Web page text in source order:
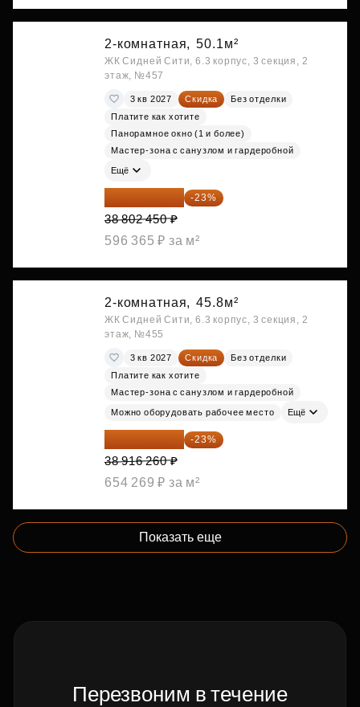
2-комнатная, 50.1м²
ЖК Сидней Сити, 6.3 корпус, 3 секция, 2
этаж, №457
3 кв 2027 Скидка
Без отделки
Платите как хотите
Панорамное окно (1 и более)
Мастер-зона с санузлом и гардеробной
Ещё
29 877 887 ₽ -23%
38 802 450 ₽
596 365 ₽ за м²
2-комнатная, 45.8м²
ЖК Сидней Сити, 6.3 корпус, 3 секция, 2
этаж, №455
3 кв 2027 Скидка
Без отделки
Платите как хотите
Мастер-зона с санузлом и гардеробной
Можно оборудовать рабочее место Ещё
29 965 520 ₽ -23%
38 916 260 ₽
654 269 ₽ за м²
Показать еще
Перезвоним в течение